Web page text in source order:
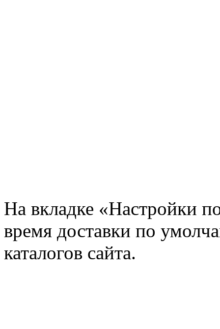
На вкладке «Настройки
время доставки по
каталогов сайта.